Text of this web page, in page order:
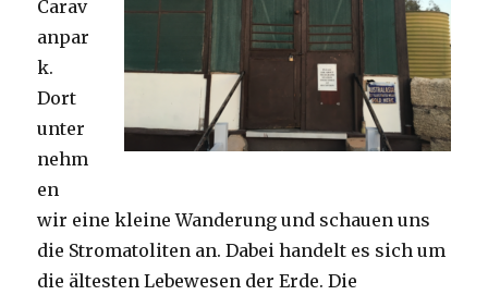
Carav
anpar
k.
Dort
unter
nehm
en
wir eine kleine Wanderung und schauen uns
die Stromatoliten an. Dabei handelt es sich um
die ältesten Lebewesen der Erde. Die